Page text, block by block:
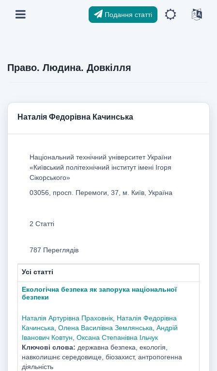
Подання статті
Право. Людина. Довкілля
Наталія Федорівна Качинська
Національний технічний університет України
«Київський політехнічний інститут імені Ігоря
Сікорського»
03056, просп. Перемоги, 37, м. Київ, Україна
2 Статті
787 Переглядів
Усі статті
Екологічна безпека як запорука національної
безпеки
Наталія Артурівна Праховнік, Наталія Федорівна
Качинська Олена Василівна Землянська Андрій
Іванович Ковтун Оксана Степанівна Ільчук
Ключові слова: державна безпека, екологія,
навколишнє середовище, біозахист, антропогенна
діяльність